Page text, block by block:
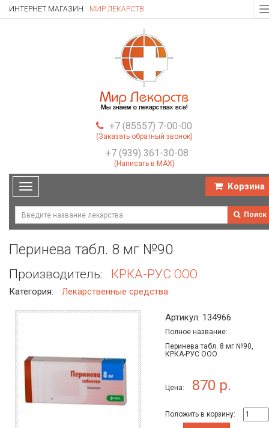
ИНТЕРНЕТ МАГАЗИН МИР ЛЕКАРСТВ
+7 (85557) 7-00-00
(Заказать обратный звонок)
+7 (939) 361-30-08
(Написать в MAX)
Toggle
navigation
Корзина
Поиск
Перинева табл. 8 мг №90
Производитель: КРКА-РУС ООО
Категория: Лекарственные средства
Артикул: 134966
Полное название:
Перинева табл. 8 мг №90,
КРКА-РУС ООО
Цена: 870 р.
Положить в корзину: